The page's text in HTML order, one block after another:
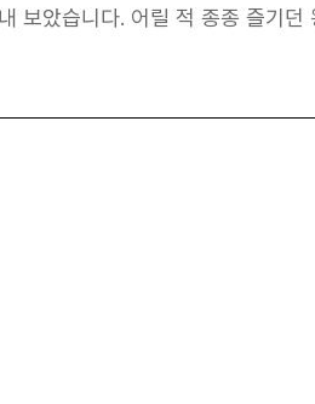
보았습니다. 어릴 적 종종 즐기던